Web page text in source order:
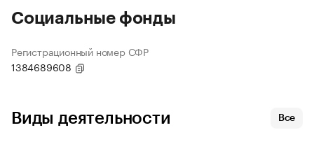
Социальные фонды
Регистрационный номер СФР
1384689608
Виды деятельности Все